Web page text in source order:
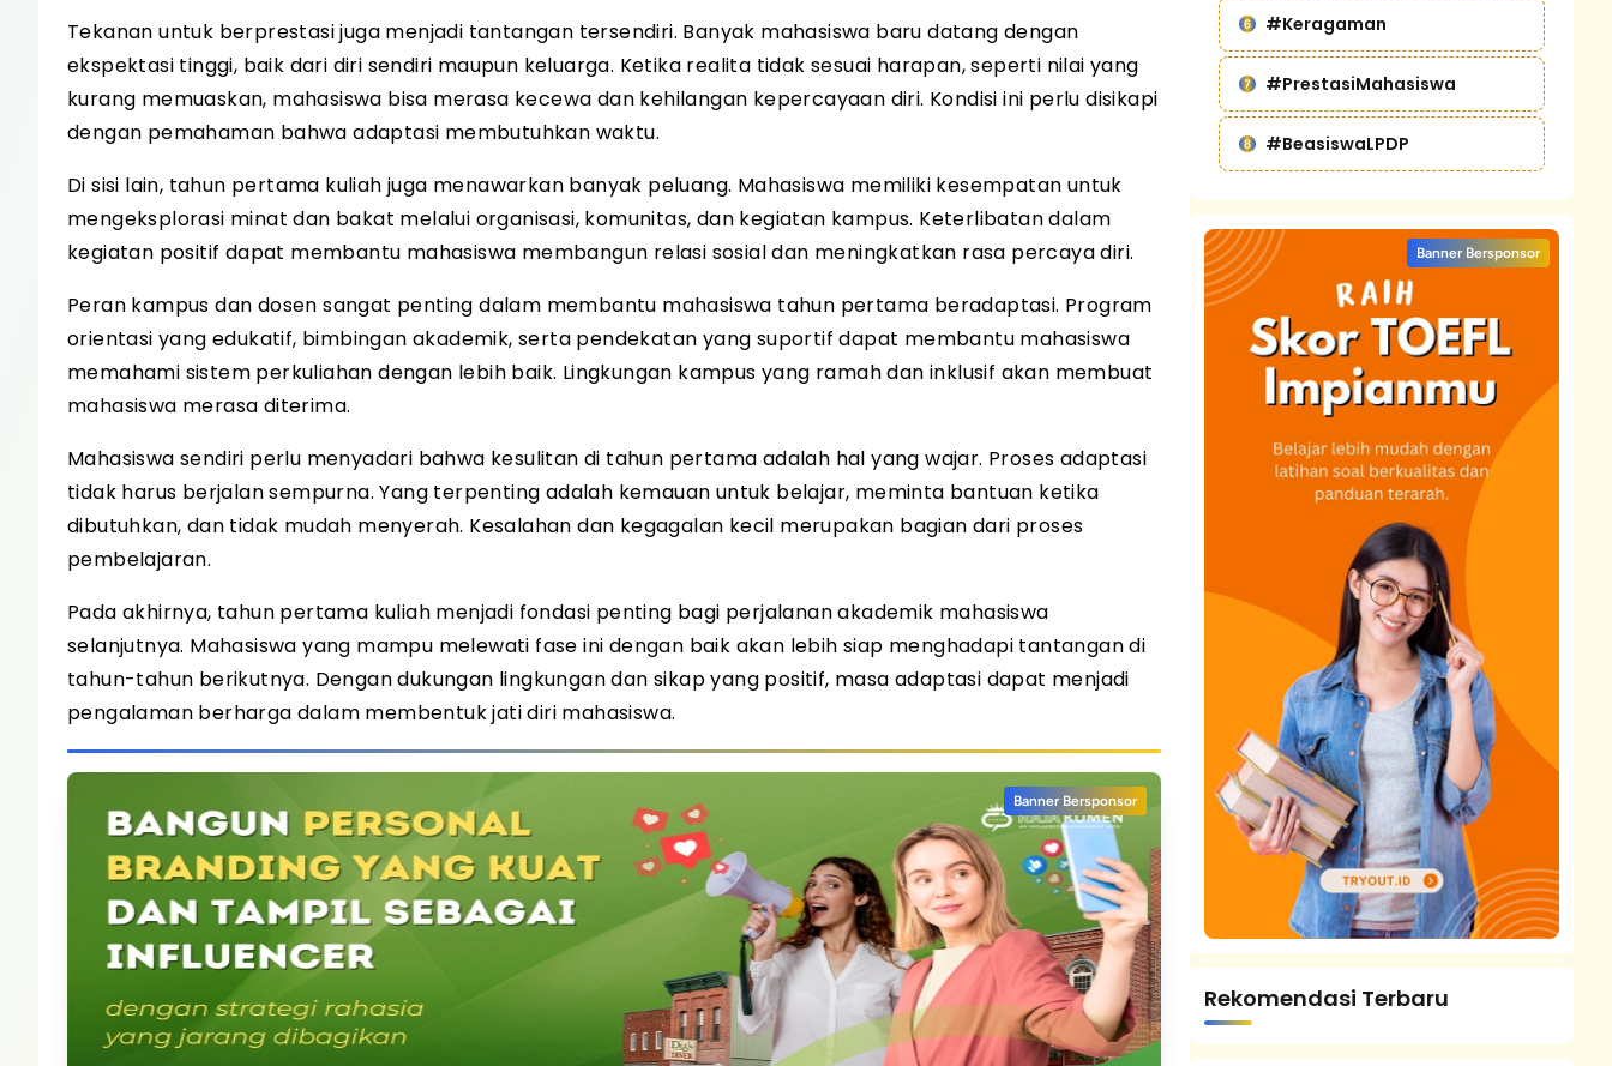
Tekanan untuk berprestasi juga menjadi tantangan tersendiri. Banyak mahasiswa baru datang dengan
ekspektasi tinggi, baik dari diri sendiri maupun keluarga. Ketika realita tidak sesuai harapan, seperti nilai yang
kurang memuaskan, mahasiswa bisa merasa kecewa dan kehilangan kepercayaan diri. Kondisi ini perlu disikapi
dengan pemahaman bahwa adaptasi membutuhkan waktu.
Di sisi lain, tahun pertama kuliah juga menawarkan banyak peluang. Mahasiswa memiliki kesempatan untuk
mengeksplorasi minat dan bakat melalui organisasi, komunitas, dan kegiatan kampus. Keterlibatan dalam
kegiatan positif dapat membantu mahasiswa membangun relasi sosial dan meningkatkan rasa percaya diri.
Peran kampus dan dosen sangat penting dalam membantu mahasiswa tahun pertama beradaptasi. Program
orientasi yang edukatif, bimbingan akademik, serta pendekatan yang suportif dapat membantu mahasiswa
memahami sistem perkuliahan dengan lebih baik. Lingkungan kampus yang ramah dan inklusif akan membuat
mahasiswa merasa diterima.
Mahasiswa sendiri perlu menyadari bahwa kesulitan di tahun pertama adalah hal yang wajar. Proses adaptasi
tidak harus berjalan sempurna. Yang terpenting adalah kemauan untuk belajar, meminta bantuan ketika
dibutuhkan, dan tidak mudah menyerah. Kesalahan dan kegagalan kecil merupakan bagian dari proses
pembelajaran.
Pada akhirnya, tahun pertama kuliah menjadi fondasi penting bagi perjalanan akademik mahasiswa
selanjutnya. Mahasiswa yang mampu melewati fase ini dengan baik akan lebih siap menghadapi tantangan di
tahun-tahun berikutnya. Dengan dukungan lingkungan dan sikap yang positif, masa adaptasi dapat menjadi
pengalaman berharga dalam membentuk jati diri mahasiswa.
Banner Bersponsor
#Keragaman
#PrestasiMahasiswa
#BeasiswaLPDP
Banner Bersponsor
Rekomendasi Terbaru